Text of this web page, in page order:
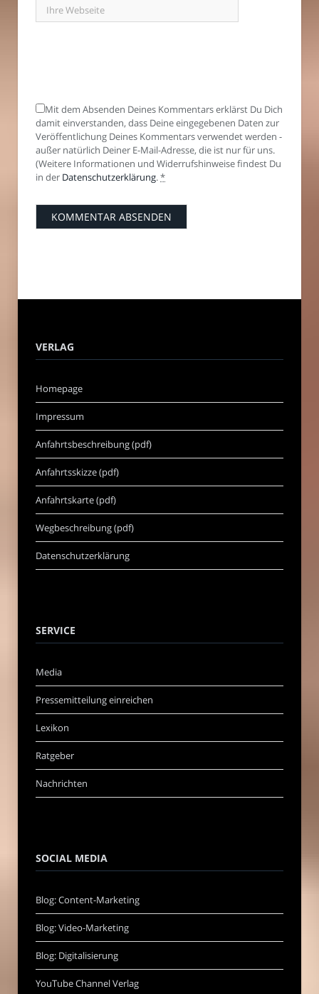
Mit dem Absenden Deines Kommentars erklärst Du Dich
damit einverstanden, dass Deine eingegebenen Daten zur
Veröffentlichung Deines Kommentars verwendet werden -
außer natürlich Deiner E-Mail-Adresse, die ist nur für uns.
(Weitere Informationen und Widerrufshinweise findest Du
in der Datenschutzerklärung.*
VERLAG
Homepage
Impressum
Anfahrtsbeschreibung (pdf)
Anfahrtsskizze (pdf)
Anfahrtskarte (pdf)
Wegbeschreibung (pdf)
Datenschutzerklärung
SERVICE
Media
Pressemitteilung einreichen
Lexikon
Ratgeber
Nachrichten
SOCIAL MEDIA
Blog: Content-Marketing
Blog: Video-Marketing
Blog: Digitalisierung
YouTube Channel Verlag